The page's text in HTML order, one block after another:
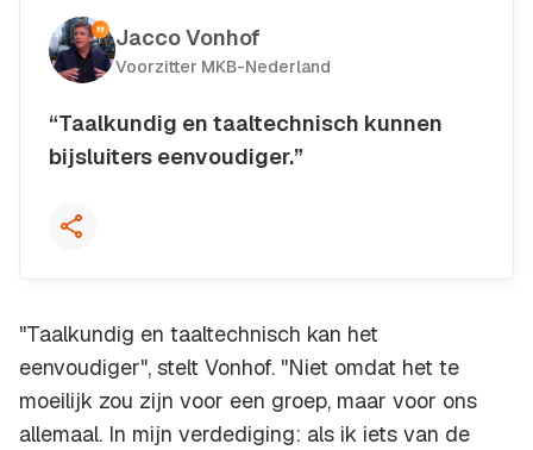
Jacco Vonhof
Voorzitter MKB-Nederland
“Taalkundig en taaltechnisch kunnen
bijsluiters eenvoudiger.”
Kopieer quote
"Taalkundig en taaltechnisch kan het
eenvoudiger", stelt Vonhof. "Niet omdat het te
moeilijk zou zijn voor een groep, maar voor ons
allemaal. In mijn verdediging: als ik iets van de